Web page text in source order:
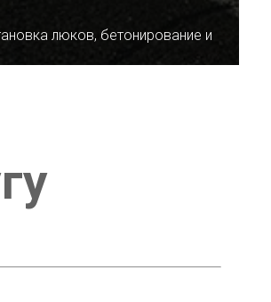
люков, бетонирование и